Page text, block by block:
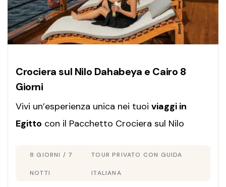
Crociera sul Nilo Dahabeya e Cairo 8
Giorni
Vivi un’esperienza unica nei tuoi viaggi in
Egitto con il Pacchetto Crociera sul Nilo
guida italiana, soggiorno di lusso e itinerario
personalizzato secondo le tue esigenze.
8 GIORNI / 7
NOTTI
TOUR PRIVATO CON GUIDA
ITALIANA